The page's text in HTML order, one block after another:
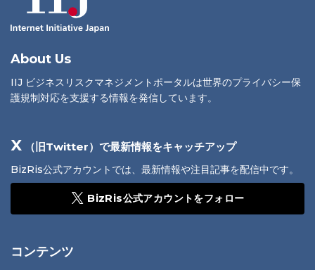
About Us
IIJ ビジネスリスクマネジメントポータルは世界のプライバシー保
護規制対応を支援する情報を発信しています。
X （旧Twitter）で最新情報をキャッチアップ
BizRis公式アカウントでは、最新情報や注目記事を配信中です。
BizRis公式アカウントをフォロー
コンテンツ